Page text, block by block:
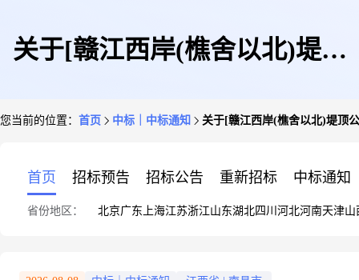
关于[赣江西岸(樵舍以北)堤顶
您当前的位置： 首页 中标｜中标通知 关于[赣江西岸(樵舍以北)堤顶
首页 招标预告 招标公告 重新招标 中标通知
省份地区： 北京广东 上海江苏浙江山东湖北四川 河北河南天津山